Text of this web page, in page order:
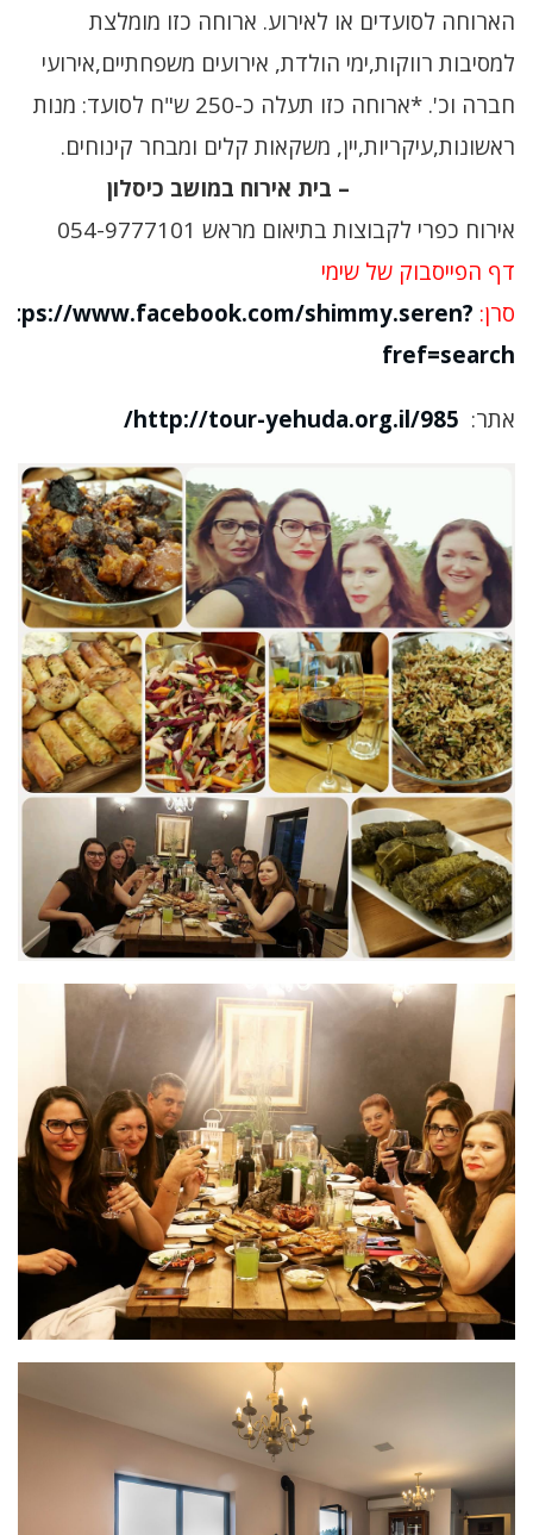
הארוחה לסועדים או לאירוע. ארוחה כזו מומלצת
למסיבות רווקות,ימי הולדת, אירועים משפחתיים,אירועי
חברה וכ'. *ארוחה כזו תעלה כ-250 ש"ח לסועד: מנות
ראשונות,עיקריות,יין, משקאות קלים ומבחר קינוחים.
אירוח כפרי לקבוצות בתיאום מראש 054-9777101
דף הפייסבוק של שימי
סרן: www.facebook.com/shimmy.seren?
fref=search
אתר: http://tour-yehuda.org.il/985/